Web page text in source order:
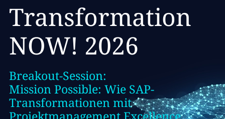
Transformation
NOW! 2026
Breakout-Session:
Mission Possible: Wie SAP-
Transformationen mit